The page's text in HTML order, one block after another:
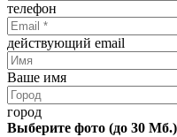
телефон
действующий email
Ваше имя
город
Выберите фото (до 30